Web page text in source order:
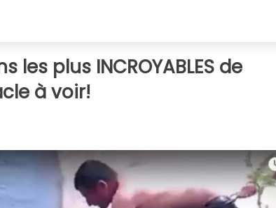
les plus INCROYABLES de
à voir!